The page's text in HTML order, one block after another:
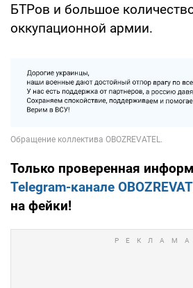
БТРов и большое
оккупационной армии.
Только проверенная
Telegram-канале
на фейки!